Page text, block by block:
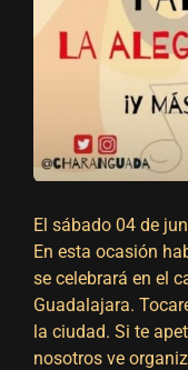
El sábado 04 de
En esta ocasión
se celebrará en el
Guadalajara.
la ciudad. Si te
nosotros ve